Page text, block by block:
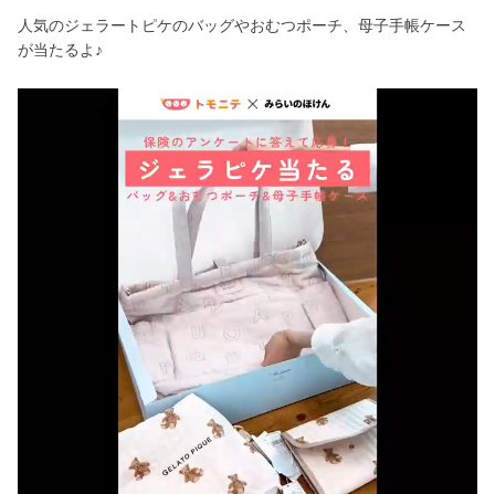
人気のジェラートピケのバッグやおむつポーチ、母子手帳ケース
が当たるよ♪